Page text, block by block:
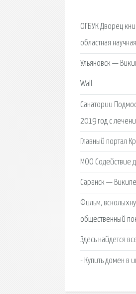
ОГБУК Дворец
областная
Ульяновск —
Wall.
Санатории
2019 год с
Главный портал
МОО Содействие
Саранск —
Фильм,
общественный
Здесь найдется
- Купить домен в